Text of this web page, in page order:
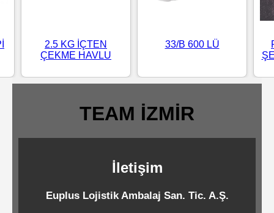
Standart
Islak
Mendiller
Pipetler
Ürünleri
2.5 KG İÇTEN
ÇEKME HAVLU
33/B 600 LÜ
TEAM İZMİR
İletişim
Euplus Lojistik Ambalaj San. Tic. A.Ş.